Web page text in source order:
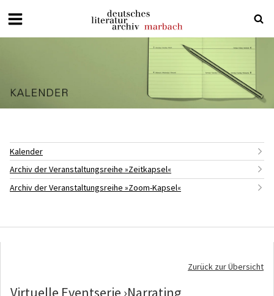
Deutsches
Literaturarchiv
Kalender
Archiv der Veranstaltungsreihe »Zeitkapsel«
Archiv der Veranstaltungsreihe »Zoom-Kapsel«
Zurück zur Übersicht
Virtuelle Eventserie ›Narrating